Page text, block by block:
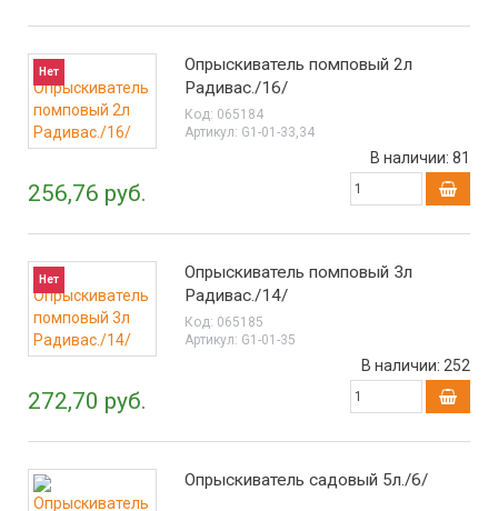
Нет
Опрыскиватель помповый 2л
Радивас./16/
Код: 065184
Артикул: G1-01-33,34
256,76 руб.
В наличии: 81
Нет
Опрыскиватель помповый 3л
Радивас./14/
Код: 065185
Артикул: G1-01-35
272,70 руб.
В наличии: 252
Опрыскиватель садовый 5л./6/